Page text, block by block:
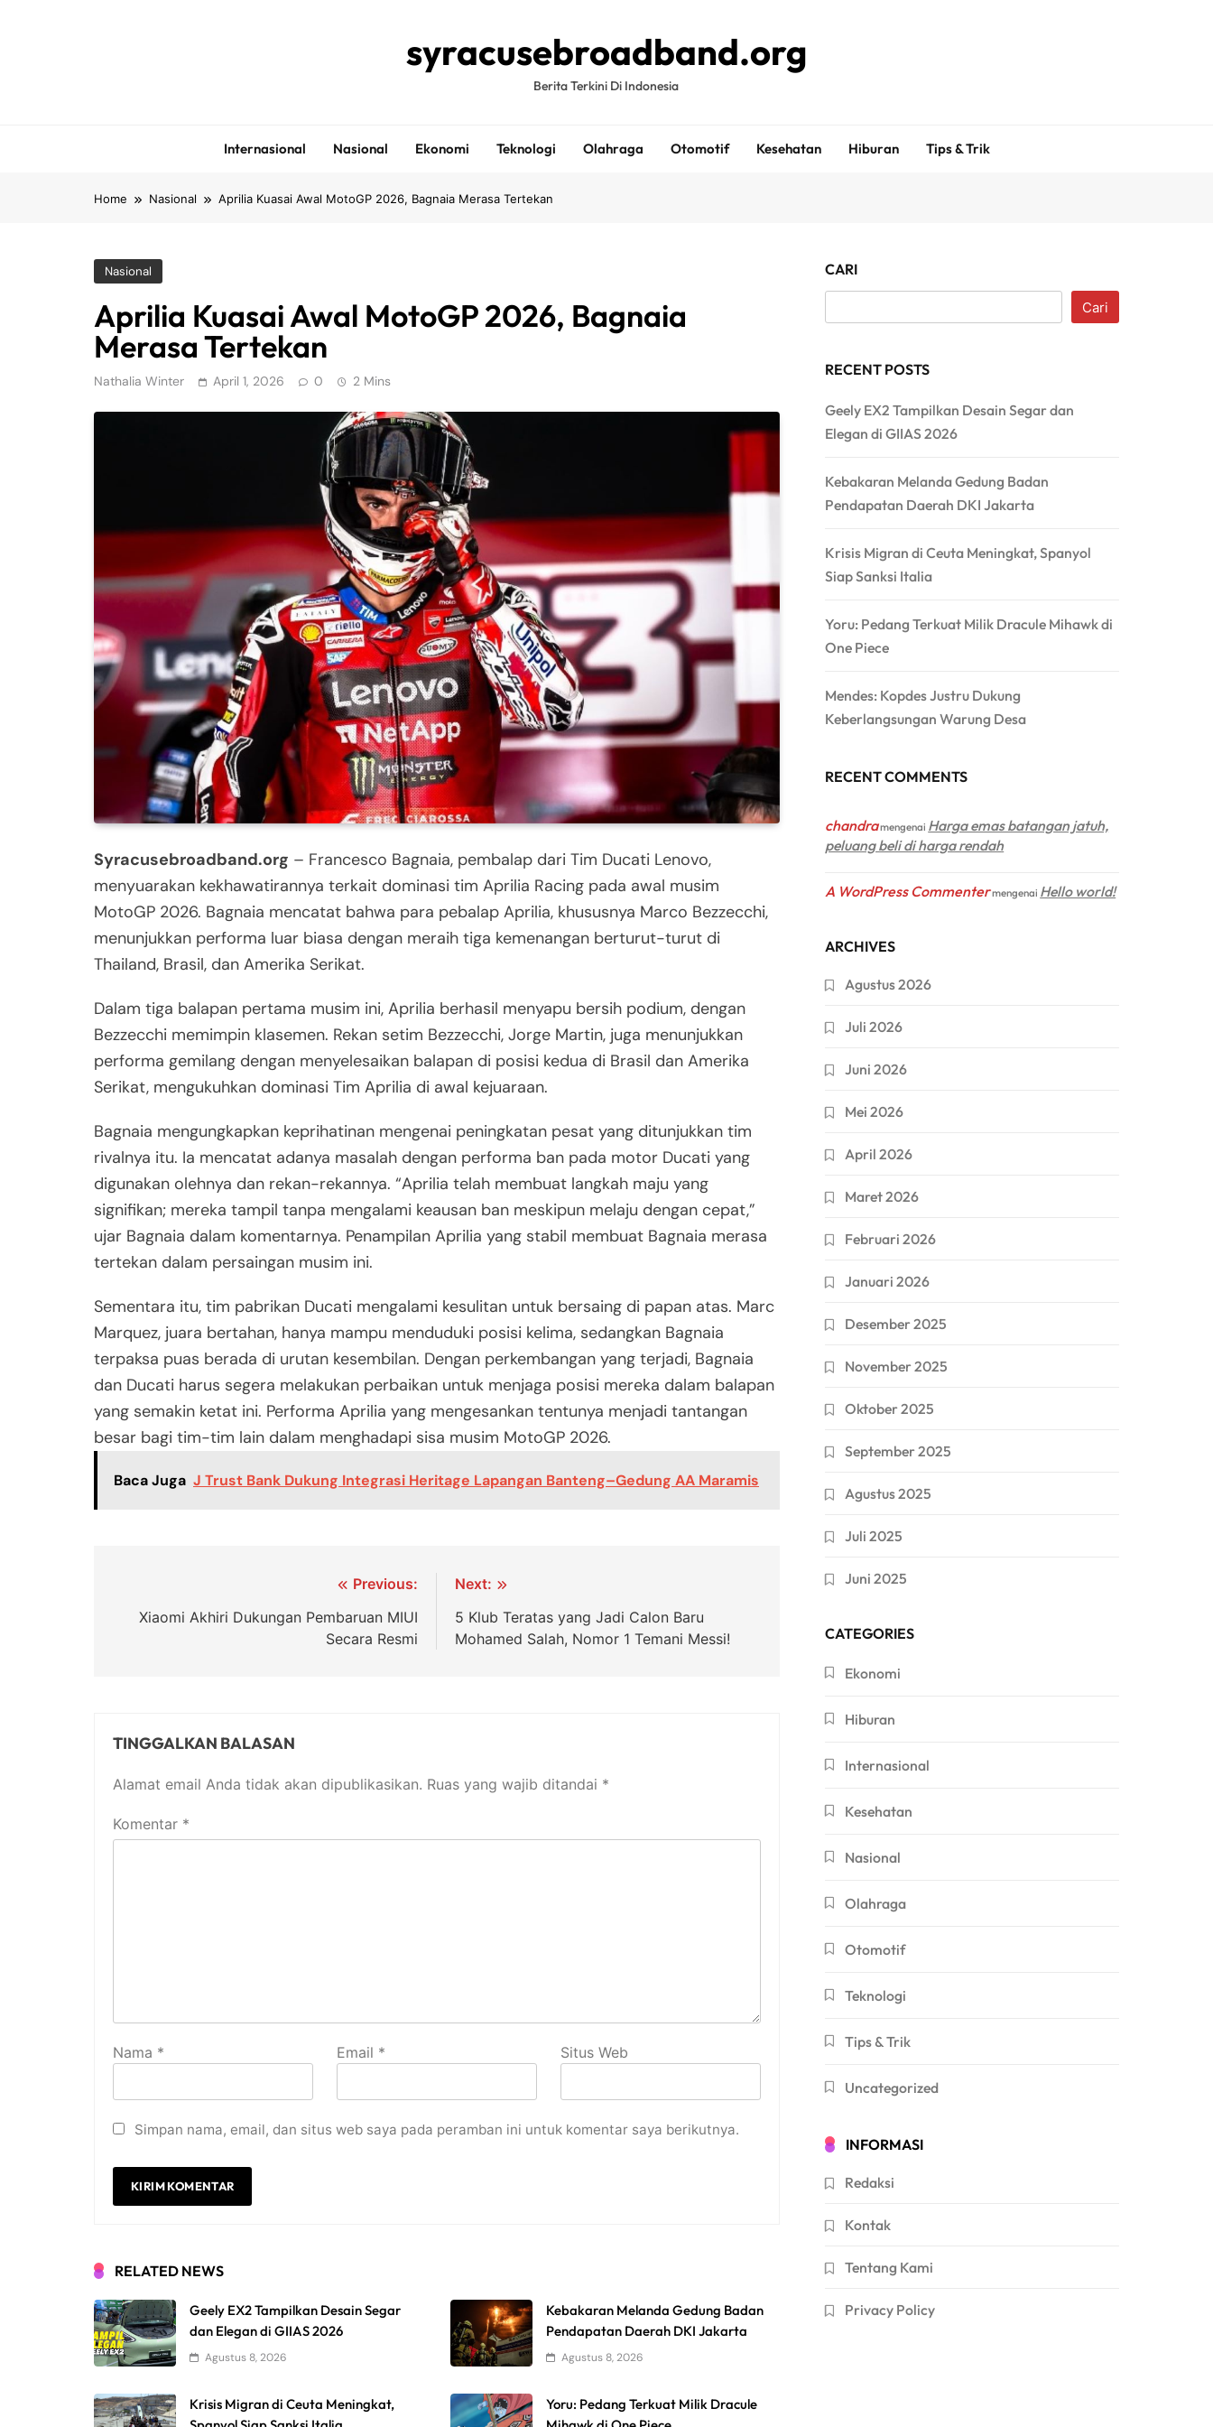
syracusebroadband.org
Berita Terkini Di Indonesia
Internasional Nasional Ekonomi Teknologi Olahraga Otomotif Kesehatan Hiburan Tips & Trik
Home Nasional Aprilia Kuasai Awal MotoGP 2026, Bagnaia Merasa Tertekan
Nasional
Aprilia Kuasai Awal MotoGP 2026, Bagnaia
Merasa Tertekan
Nathalia Winter April 1, 2026 0 2 Mins
Syracusebroadband.org – Francesco Bagnaia, pembalap dari Tim Ducati Lenovo,
menyuarakan kekhawatirannya terkait dominasi tim Aprilia Racing pada awal musim
MotoGP 2026. Bagnaia mencatat bahwa para pebalap Aprilia, khususnya Marco Bezzecchi,
menunjukkan performa luar biasa dengan meraih tiga kemenangan berturut-turut di
Thailand, Brasil, dan Amerika Serikat.
Dalam tiga balapan pertama musim ini, Aprilia berhasil menyapu bersih podium, dengan
Bezzecchi memimpin klasemen. Rekan setim Bezzecchi, Jorge Martin, juga menunjukkan
performa gemilang dengan menyelesaikan balapan di posisi kedua di Brasil dan Amerika
Serikat, mengukuhkan dominasi Tim Aprilia di awal kejuaraan.
Bagnaia mengungkapkan keprihatinan mengenai peningkatan pesat yang ditunjukkan tim
rivalnya itu. Ia mencatat adanya masalah dengan performa ban pada motor Ducati yang
digunakan olehnya dan rekan-rekannya. “Aprilia telah membuat langkah maju yang
signifikan; mereka tampil tanpa mengalami keausan ban meskipun melaju dengan cepat,”
ujar Bagnaia dalam komentarnya. Penampilan Aprilia yang stabil membuat Bagnaia merasa
tertekan dalam persaingan musim ini.
Sementara itu, tim pabrikan Ducati mengalami kesulitan untuk bersaing di papan atas. Marc
Marquez, juara bertahan, hanya mampu menduduki posisi kelima, sedangkan Bagnaia
terpaksa puas berada di urutan kesembilan. Dengan perkembangan yang terjadi, Bagnaia
dan Ducati harus segera melakukan perbaikan untuk menjaga posisi mereka dalam balapan
yang semakin ketat ini. Performa Aprilia yang mengesankan tentunya menjadi tantangan
besar bagi tim-tim lain dalam menghadapi sisa musim MotoGP 2026.
Baca Juga J Trust Bank Dukung Integrasi Heritage Lapangan Banteng–Gedung AA Maramis
pos
Previous:
Xiaomi Akhiri Dukungan Pembaruan MIUI
Secara Resmi
Next:
5 Klub Teratas yang Jadi Calon Baru
Mohamed Salah, Nomor 1 Temani Messi!
TINGGALKAN BALASAN
Alamat email Anda tidak akan dipublikasikan. Ruas yang wajib ditandai *
Komentar *
Nama * Email * Situs Web
Simpan nama, email, dan situs web saya pada peramban ini untuk komentar saya berikutnya.
RELATED NEWS
Geely EX2 Tampilkan Desain Segar
dan Elegan di GIIAS 2026
Agustus 8, 2026
Kebakaran Melanda Gedung Badan
Pendapatan Daerah DKI Jakarta
Agustus 8, 2026
Krisis Migran di Ceuta Meningkat,
Yoru: Pedang Terkuat Milik Dracule
CARI
Cari
RECENT POSTS
Geely EX2 Tampilkan Desain Segar dan
Elegan di GIIAS 2026
Kebakaran Melanda Gedung Badan
Pendapatan Daerah DKI Jakarta
Krisis Migran di Ceuta Meningkat, Spanyol
Siap Sanksi Italia
Yoru: Pedang Terkuat Milik Dracule Mihawk di
One Piece
Mendes: Kopdes Justru Dukung
Keberlangsungan Warung Desa
RECENT COMMENTS
chandramengenai Harga emas batangan jatuh,
peluang beli di harga rendah
A WordPress Commentermengenai Hello world!
ARCHIVES
Agustus 2026
Juli 2026
Juni 2026
Mei 2026
April 2026
Maret 2026
Februari 2026
Januari 2026
Desember 2025
November 2025
Oktober 2025
September 2025
Agustus 2025
Juli 2025
Juni 2025
CATEGORIES
Ekonomi
Hiburan
Internasional
Kesehatan
Nasional
Olahraga
Otomotif
Teknologi
Tips & Trik
Uncategorized
INFORMASI
Redaksi
Kontak
Tentang Kami
Privacy Policy